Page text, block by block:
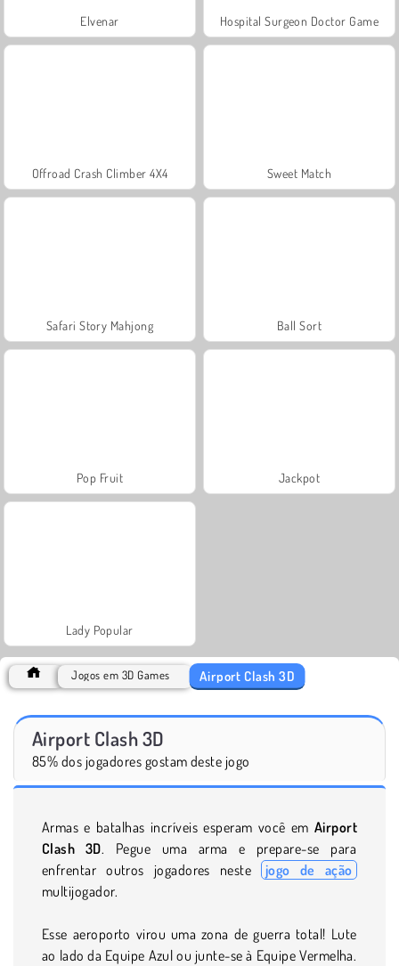
Elvenar Hospital Surgeon Doctor Game
Offroad Crash Climber 4X4 Sweet Match
Safari Story Mahjong Ball Sort
Pop Fruit Jackpot
Lady Popular
Jogos em 3D Games Airport Clash 3D
Airport Clash 3D
85% dos jogadores gostam deste jogo
Armas e batalhas incríveis esperam você em Airport
Clash 3D. Pegue uma arma e prepare-se para
enfrentar outros jogadores neste
jogo de ação
multijogador.
Esse aeroporto virou uma zona de guerra total! Lute
ao lado da Equipe Azul ou junte-se à Equipe Vermelha.